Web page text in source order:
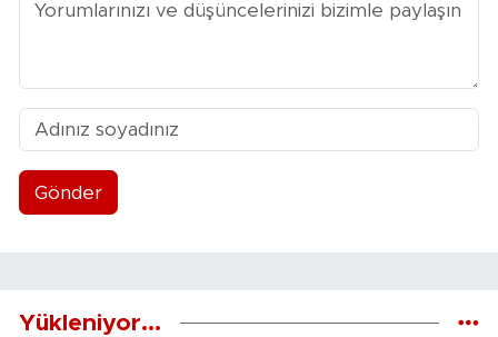
Gönder
Yükleniyor...